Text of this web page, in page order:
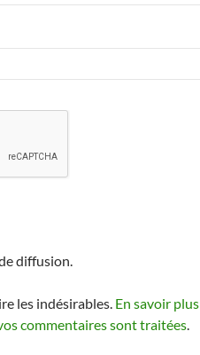
diffusion.
les indésirables. En savoir plus
commentaires sont traitées